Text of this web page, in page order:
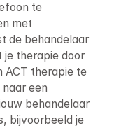
te
met
de behandelaar
je therapie door
ACT therapie te
een
behandelaar
bijvoorbeeld je